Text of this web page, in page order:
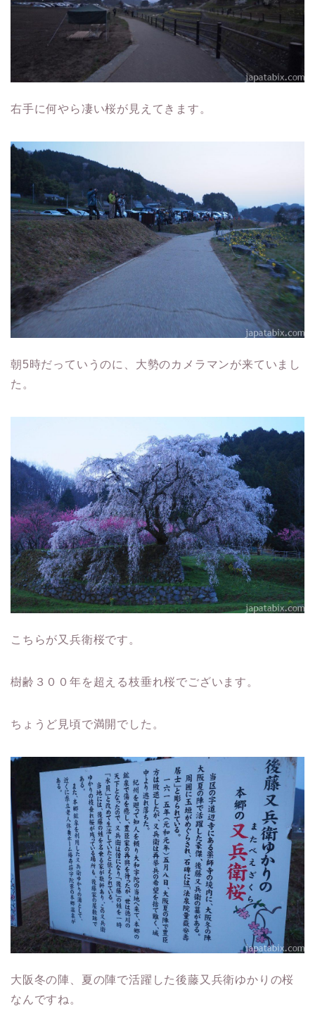
右手に何やら凄い桜が見えてきます。
朝5時だっていうのに、大勢のカメラマンが来ていまし
た。
こちらが又兵衛桜です。
樹齢３００年を超える枝垂れ桜でございます。
ちょうど見頃で満開でした。
大阪冬の陣、夏の陣で活躍した後藤又兵衛ゆかりの桜
なんですね。